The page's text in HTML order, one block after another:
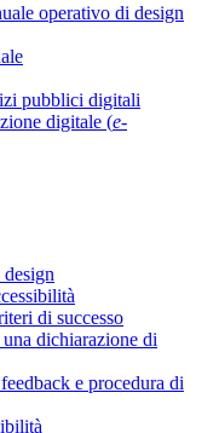
operativo di design
pubblici digitali
digitale (e-
di successo
dichiarazione di
e procedura di